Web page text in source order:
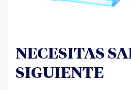
NECESITAS
SIGUIENTE